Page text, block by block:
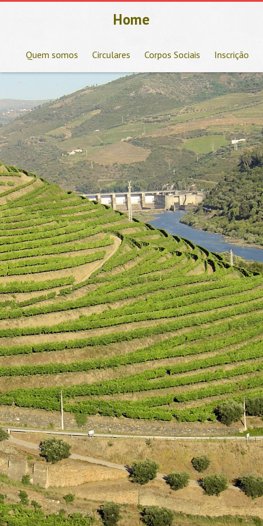
Home
Quem somos Circulares Corpos Sociais Inscrição